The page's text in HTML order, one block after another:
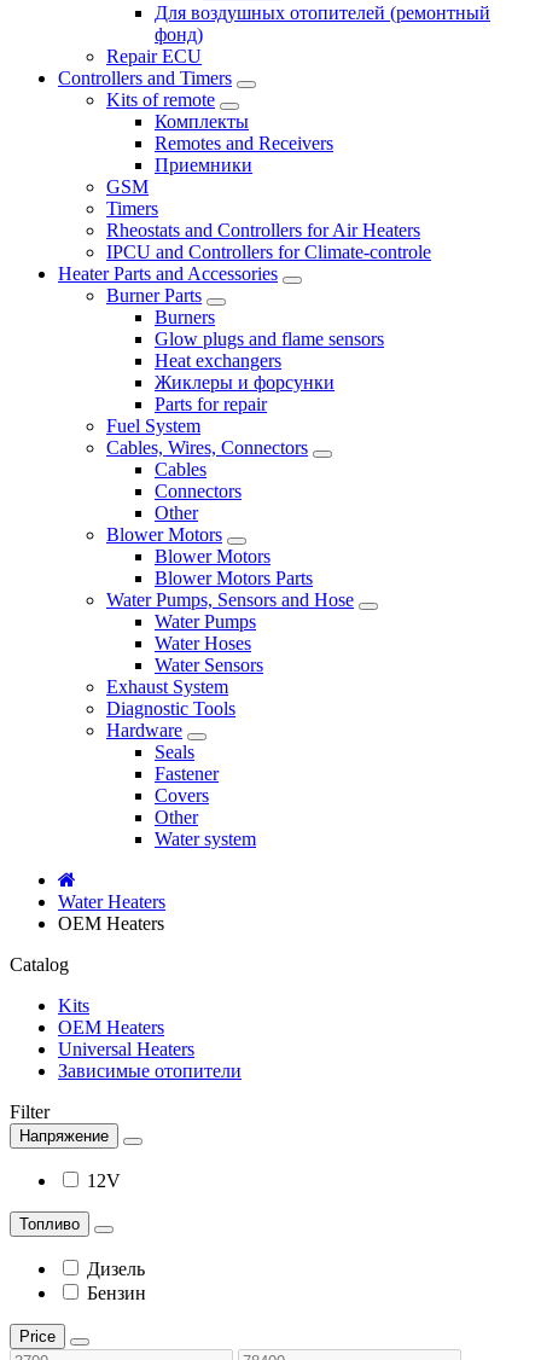
Для воздушных отопителей (ремонтный
фонд)
Repair ECU
Controllers and Timers
Kits of remote
Комплекты
Remotes and Receivers
Приемники
GSM
Timers
Rheostats and Controllers for Air Heaters
IPCU and Controllers for Climate-controle
Heater Parts and Accessories
Burner Parts
Burners
Glow plugs and flame sensors
Heat exchangers
Жиклеры и форсунки
Parts for repair
Fuel System
Cables, Wires, Connectors
Cables
Connectors
Other
Blower Motors
Blower Motors
Blower Motors Parts
Water Pumps, Sensors and Hose
Water Pumps
Water Hoses
Water Sensors
Exhaust System
Diagnostic Tools
Hardware
Seals
Fastener
Covers
Other
Water system
Water Heaters
OEM Heaters
Catalog
Kits
OEM Heaters
Universal Heaters
Зависимые отопители
Filter
Напряжение
12V
Топливо
Дизель
Бензин
Price